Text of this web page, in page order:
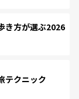
き方が選ぶ2026
テクニック